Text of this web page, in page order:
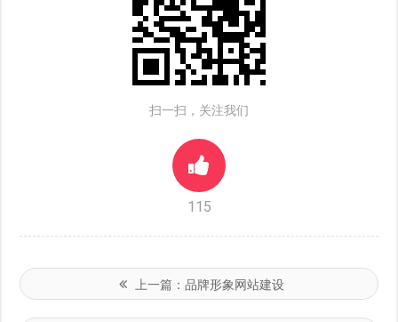
扫一扫，关注我们
115
上一篇： 品牌形象网站建设